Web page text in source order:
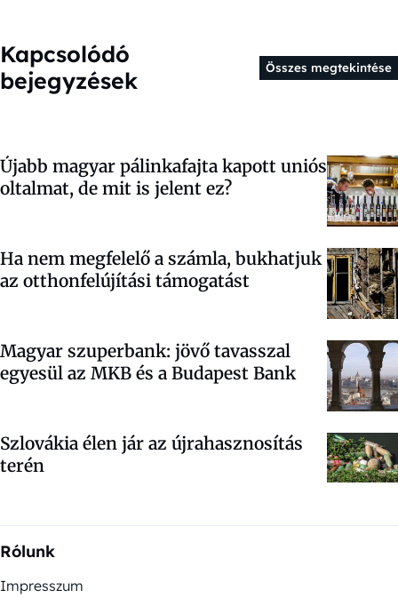
Kapcsolódó
bejegyzések
Összes megtekintése
Újabb magyar pálinkafajta kapott uniós
oltalmat, de mit is jelent ez?
Ha nem megfelelő a számla, bukhatjuk
az otthonfelújítási támogatást
Magyar szuperbank: jövő tavasszal
egyesül az MKB és a Budapest Bank
Szlovákia élen jár az újrahasznosítás
terén
Rólunk
Impresszum